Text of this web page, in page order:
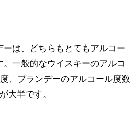
ーは、どちらもとてもアルコー
一般的なウイスキーのアルコ
、ブランデーのアルコール度数
大半です。